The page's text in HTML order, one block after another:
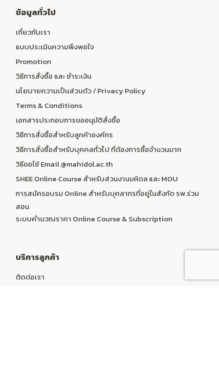
ข้อมูลทั่วไป
เกี่ยวกับเรา
แบบประเมินความพึงพอใจ
Promotion
วิธีการสั่งซื้อ และ ชำระเงิน
นโยบายความเป็นส่วนตัว / Privacy Policy
Terms & Conditions
เอกสารประกอบการขออนุมัติสั่งซื้อ
วิธีการสั่งซื้อสำหรับลูกค้าองค์กร
วิธีการสั่งซื้อสำหรับบุคคลทั่วไป ที่ต้องการซื้อจำนวนมาก
วิธีขอใช้ Email @mahidol.ac.th
SHEE Online Course สำหรับส่วนงานมหิดล และ MOU
การสมัครอบรม Online สำหรับบุคลากรที่อยู่ในสังกัด รพ.ร่วม
สอน
ระบบคำนวณราคา Online Course & Subscription
บริการลูกค้า
ติดต่อเรา